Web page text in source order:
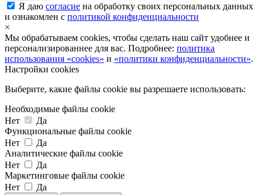
Я даю согласие на обработку своих персональных данных
и ознакомлен с политикой конфиденциальности
×
Мы обрабатываем cookies, чтобы сделать наш сайт удобнее и
персонализированнее для вас. Подробнее: политика
использования «cookies» и «политики конфиденциальности».
Настройки cookies
Выберите, какие файлы cookie вы разрешаете использовать:
Необходимые файлы cookie
Нет
Да
Функциональные файлы cookie
Нет
Да
Аналитические файлы cookie
Нет
Да
Маркетинговые файлы cookie
Нет
Да